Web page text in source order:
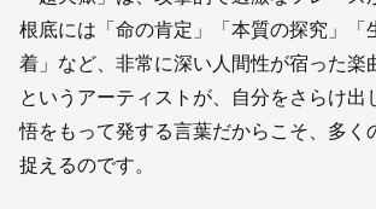
根底には「命の肯定」「本質の探究」「
着」など、非常に深い人間性が宿った楽
というアーティストが、自分をさらけ出
悟をもって発する言葉だからこそ、多く
捉えるのです。